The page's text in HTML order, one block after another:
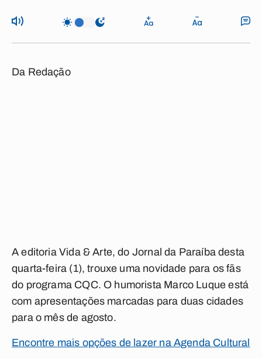
Da Redação
A editoria Vida & Arte, do Jornal da Paraíba desta
quarta-feira (1), trouxe uma novidade para os fãs
do programa CQC. O humorista Marco Luque está
com apresentações marcadas para duas cidades
para o mês de agosto.
Encontre mais opções de lazer na Agenda Cultural